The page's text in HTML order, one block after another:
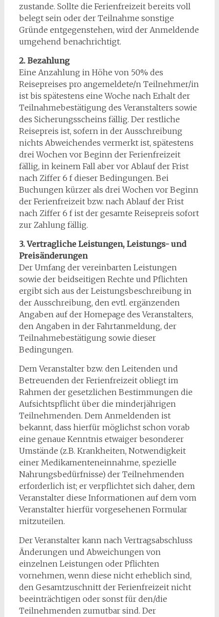
zustande. Sollte die Ferienfreizeit bereits voll
belegt sein oder der Teilnahme sonstige
Gründe entgegenstehen, wird der Anmeldende
umgehend benachrichtigt.
2. Bezahlung
Eine Anzahlung in Höhe von 50% des
Reisepreises pro angemeldete/n Teilnehmer/in
ist bis spätestens eine Woche nach Erhalt der
Teilnahmebestätigung des Veranstalters sowie
des Sicherungsscheins fällig. Der restliche
Reisepreis ist, sofern in der Ausschreibung
nichts Abweichendes vermerkt ist, spätestens
drei Wochen vor Beginn der Ferienfreizeit
fällig, in keinem Fall aber vor Ablauf der Frist
nach Ziffer 6 f dieser Bedingungen. Bei
Buchungen kürzer als drei Wochen vor Beginn
der Ferienfreizeit bzw. nach Ablauf der Frist
nach Ziffer 6 f ist der gesamte Reisepreis sofort
zur Zahlung fällig.
3. Vertragliche Leistungen, Leistungs- und
Preisänderungen
Der Umfang der vereinbarten Leistungen
sowie der beidseitigen Rechte und Pflichten
ergibt sich aus der Leistungsbeschreibung in
der Ausschreibung, den evtl. ergänzenden
Angaben auf der Homepage des Veranstalters,
den Angaben in der Fahrtanmeldung, der
Teilnahmebestätigung sowie dieser
Bedingungen.
Dem Veranstalter bzw. den Leitenden und
Betreuenden der Ferienfreizeit obliegt im
Rahmen der gesetzlichen Bestimmungen die
Aufsichtspflicht über die minderjährigen
Teilnehmenden. Dem Anmeldenden ist
bekannt, dass hierfür möglichst schon vorab
eine genaue Kenntnis etwaiger besonderer
Umstände (z.B. Krankheiten, Notwendigkeit
einer Medikamenteneinnahme, spezielle
Nahrungsbedürfnisse) der Teilnehmenden
erforderlich ist; er verpflichtet sich daher, dem
Veranstalter diese Informationen auf dem vom
Veranstalter hierfür vorgesehenen Formular
mitzuteilen.
Der Veranstalter kann nach Vertragsabschluss
Änderungen und Abweichungen von
einzelnen Leistungen oder Pflichten
vornehmen, wenn diese nicht erheblich sind,
den Gesamtzuschnitt der Ferienfreizeit nicht
beeinträchtigen oder sonst für den/die
Teilnehmenden zumutbar sind. Der